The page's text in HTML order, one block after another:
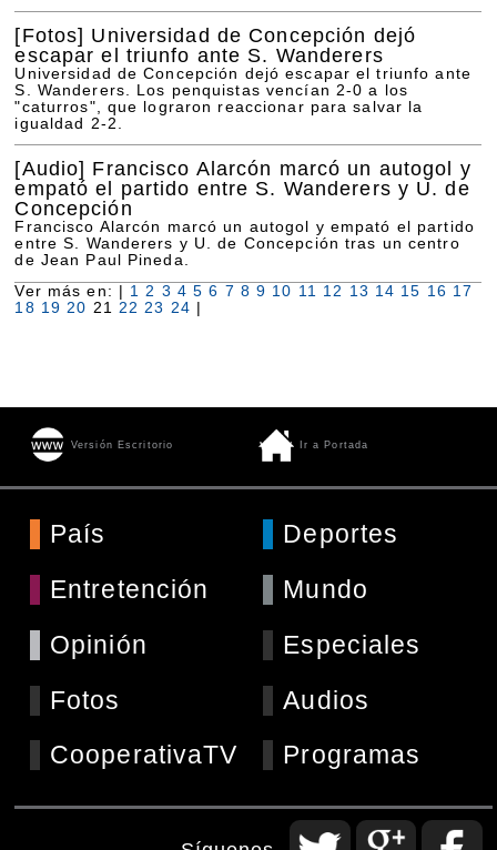
[Fotos] Universidad de Concepción dejó
escapar el triunfo ante S. Wanderers
Universidad de Concepción dejó escapar el triunfo ante
S. Wanderers. Los penquistas vencían 2-0 a los
"caturros", que lograron reaccionar para salvar la
igualdad 2-2.
[Audio] Francisco Alarcón marcó un autogol y
empató el partido entre S. Wanderers y U. de
Concepción
Francisco Alarcón marcó un autogol y empató el partido
entre S. Wanderers y U. de Concepción tras un centro
de Jean Paul Pineda.
Ver más en: | 1 2 3 4 5 6 7 8 9 10 11 12 13 14 15 16 17
18 19 20 21 22 23 24 |
Versión Escritorio Ir a Portada
País
Deportes
Entretención
Mundo
Opinión
Especiales
Fotos
Audios
CooperativaTV
Programas